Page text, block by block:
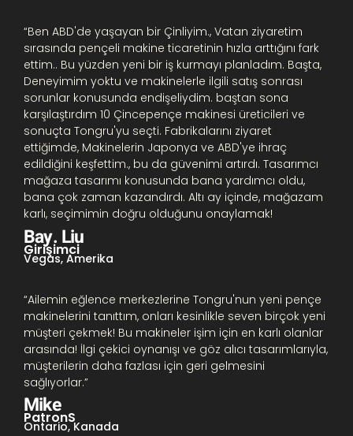
“Ben ABD'de yaşayan bir Çinliyim., Vatan ziyaretim
sırasında pençeli makine ticaretinin hızla arttığını fark
ettim.. Bu yüzden yeni bir iş kurmayı planladım. Başta,
Deneyimim yoktu ve makinelerle ilgili satış sonrası
sorunlar konusunda endişeliydim. baştan sona
karşılaştırdım 10 Çincepençe makinesi üreticileri ve
sonuçta Tongru'yu seçti. Fabrikalarını ziyaret
ettiğimde, Makinelerin Japonya ve ABD'ye ihraç
edildiğini keşfettim., bu da güvenimi artırdı. Tasarımcı
mağaza tasarımı konusunda bana yardımcı oldu,
bana çok zaman kazandırdı. Altı ay içinde, mağazam
karlı, seçimimin doğru olduğunu onaylamak!
Bay. Liu
Girişimci
Vegas, Amerika
“Ailemin eğlence merkezlerine Tongru'nun yeni pençe
makinelerini tanıttım, onları kesinlikle seven birçok yeni
müşteri çekmek! Bu makineler işim için en karlı olanlar
arasında! İlgi çekici oynanışı ve göz alıcı tasarımlarıyla,
müşterilerin daha fazlası için geri gelmesini
sağlıyorlar.”
Mike
PatronS
Ontario, Kanada